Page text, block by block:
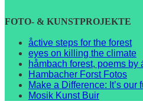
FOTO- & KUNSTPROJEKTE
åctive steps for the forest
eyes on killing the climate
håmbach forest, poems by
Hambacher Forst Fotos
Make a Difference: It’s our
Mosik Kunst Buir